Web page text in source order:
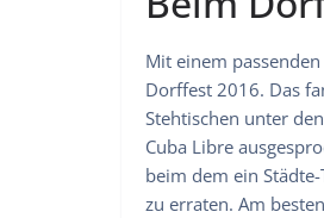
Mit einem
Dorffest 2016. Das
Stehtischen unter
Cuba Libre
beim dem ein
zu erraten. Am